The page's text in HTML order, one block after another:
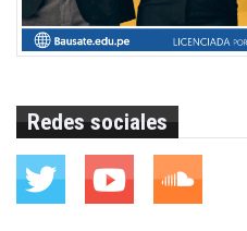
Redes sociales